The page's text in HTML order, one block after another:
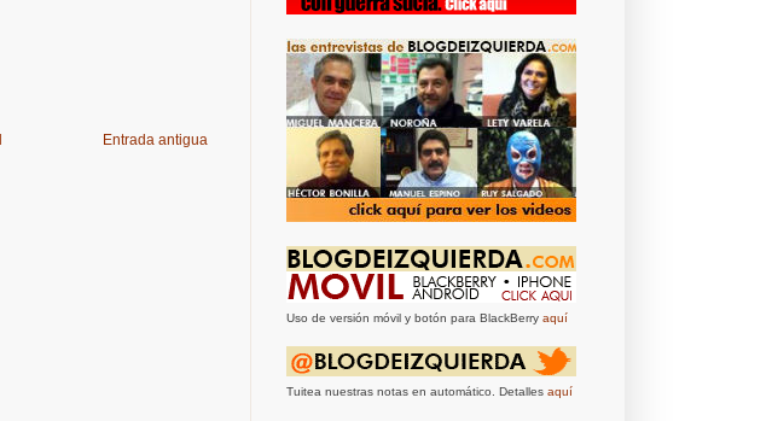
Entrada antigua
Uso de versión móvil y botón para BlackBerry aquí
Tuitea nuestras notas en automático. Detalles aquí